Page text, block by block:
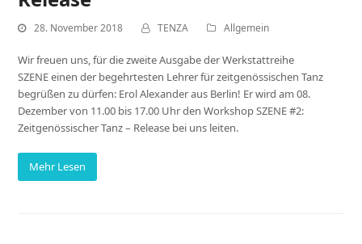
28. November 2018 TENZA Allgemein
Wir freuen uns, für die zweite Ausgabe der Werkstattreihe
SZENE einen der begehrtesten Lehrer für zeitgenössischen Tanz
begrüßen zu dürfen: Erol Alexander aus Berlin! Er wird am 08.
Dezember von 11.00 bis 17.00 Uhr den Workshop SZENE #2:
Zeitgenössischer Tanz – Release bei uns leiten.
Mehr Lesen